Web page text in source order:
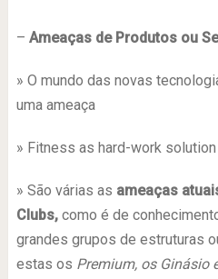
– Ameaças de Produtos ou
» O mundo das novas
uma ameaça
» Fitness as hard-work solution
» São várias as ameaças
Clubs, como é de
grandes grupos de estruturas
estas os Premium, os Ginásio